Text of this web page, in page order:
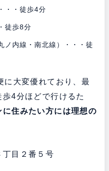
・・徒歩4分
徒歩8分
ノ内線・南北線）・・・徒
に大変優れており、最
4分ほどで行けるた
住みたい方には理想の
丁目２番５号